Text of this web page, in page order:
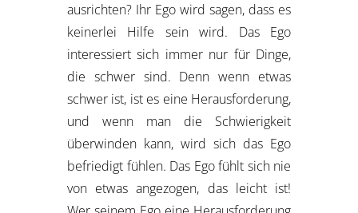
ausrichten? Ihr Ego wird sagen, dass es
keinerlei Hilfe sein wird. Das Ego
interessiert sich immer nur für Dinge,
die schwer sind. Denn wenn etwas
schwer ist, ist es eine Herausforderung,
und wenn man die Schwierigkeit
überwinden kann, wird sich das Ego
befriedigt fühlen. Das Ego fühlt sich nie
von etwas angezogen, das leicht ist!